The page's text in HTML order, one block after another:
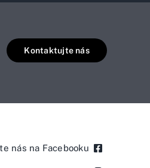
Kontaktujte nás
nás na Facebooku